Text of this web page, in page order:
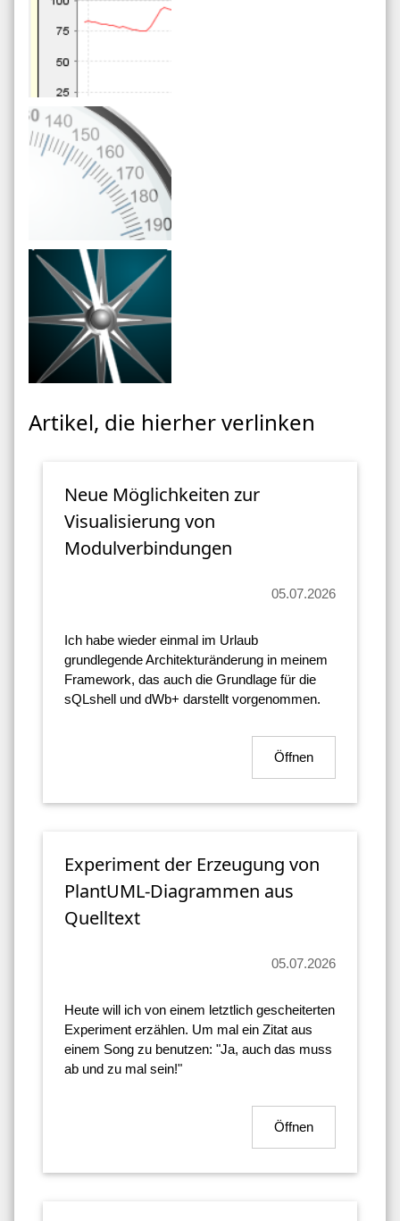
Live Tooltips
SVG-Dashboard
Artikel, die hierher verlinken
Neue Möglichkeiten zur
Visualisierung von
Modulverbindungen
05.07.2026
Ich habe wieder einmal im Urlaub
grundlegende Architekturänderung in meinem
Framework, das auch die Grundlage für die
sQLshell und dWb+ darstellt vorgenommen.
Öffnen
Experiment der Erzeugung von
PlantUML-Diagrammen aus
Quelltext
05.07.2026
Heute will ich von einem letztlich gescheiterten
Experiment erzählen. Um mal ein Zitat aus
einem Song zu benutzen: "Ja, auch das muss
ab und zu mal sein!"
Öffnen